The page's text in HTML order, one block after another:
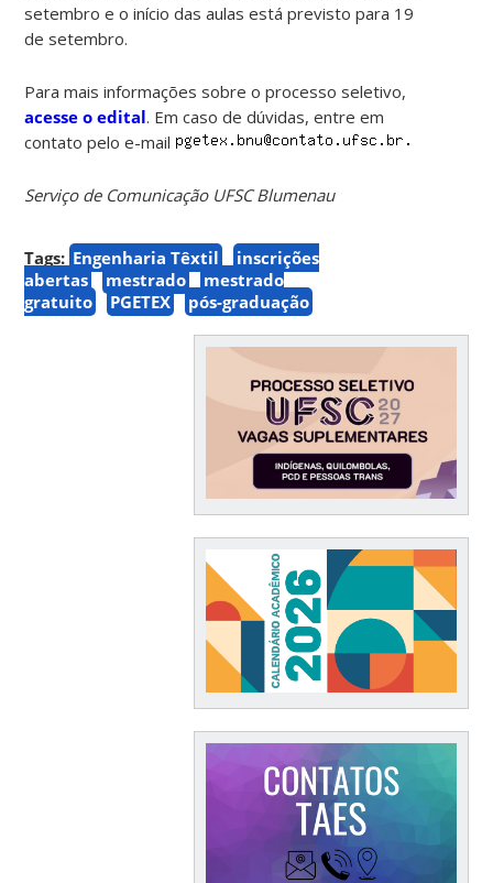
setembro e o início das aulas está previsto para 19
de setembro.
Para mais informações sobre o processo seletivo,
acesse o edital. Em caso de dúvidas, entre em
contato pelo e-mail
Serviço de Comunicação UFSC Blumenau
Tags: Engenharia Têxtil
inscrições
abertas
mestrado
mestrado
gratuito
PGETEX pós-graduação